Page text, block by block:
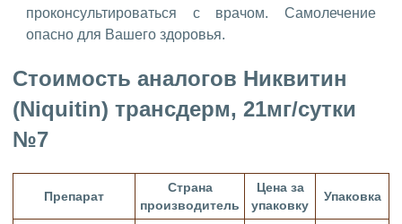
проконсультироваться с врачом. Самолечение
опасно для Вашего здоровья.
Стоимость аналогов Никвитин
(Niquitin) трансдерм, 21мг/сутки
№7
Препарат
Страна
производитель
Цена за
упаковку
Упаковка